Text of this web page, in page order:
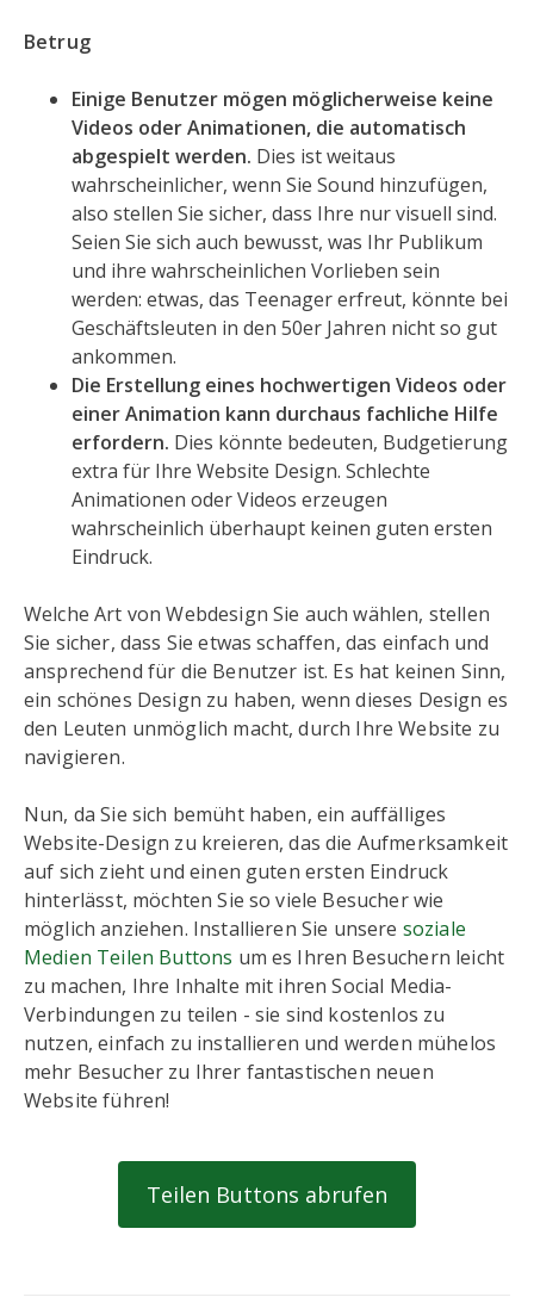
Betrug
Einige Benutzer mögen möglicherweise keine
Videos oder Animationen, die automatisch
abgespielt werden. Dies ist weitaus
wahrscheinlicher, wenn Sie Sound hinzufügen,
also stellen Sie sicher, dass Ihre nur visuell sind.
Seien Sie sich auch bewusst, was Ihr Publikum
und ihre wahrscheinlichen Vorlieben sein
werden: etwas, das Teenager erfreut, könnte bei
Geschäftsleuten in den 50er Jahren nicht so gut
ankommen.
Die Erstellung eines hochwertigen Videos oder
einer Animation kann durchaus fachliche Hilfe
erfordern. Dies könnte bedeuten, Budgetierung
extra für Ihre Website Design. Schlechte
Animationen oder Videos erzeugen
wahrscheinlich überhaupt keinen guten ersten
Eindruck.
Welche Art von Webdesign Sie auch wählen, stellen
Sie sicher, dass Sie etwas schaffen, das einfach und
ansprechend für die Benutzer ist. Es hat keinen Sinn,
ein schönes Design zu haben, wenn dieses Design es
den Leuten unmöglich macht, durch Ihre Website zu
navigieren.
Nun, da Sie sich bemüht haben, ein auffälliges
Website-Design zu kreieren, das die Aufmerksamkeit
auf sich zieht und einen guten ersten Eindruck
hinterlässt, möchten Sie so viele Besucher wie
möglich anziehen. Installieren Sie unsere soziale
Medien Teilen Buttons um es Ihren Besuchern leicht
zu machen, Ihre Inhalte mit ihren Social Media-
Verbindungen zu teilen - sie sind kostenlos zu
nutzen, einfach zu installieren und werden mühelos
mehr Besucher zu Ihrer fantastischen neuen
Website führen!
Teilen Buttons abrufen